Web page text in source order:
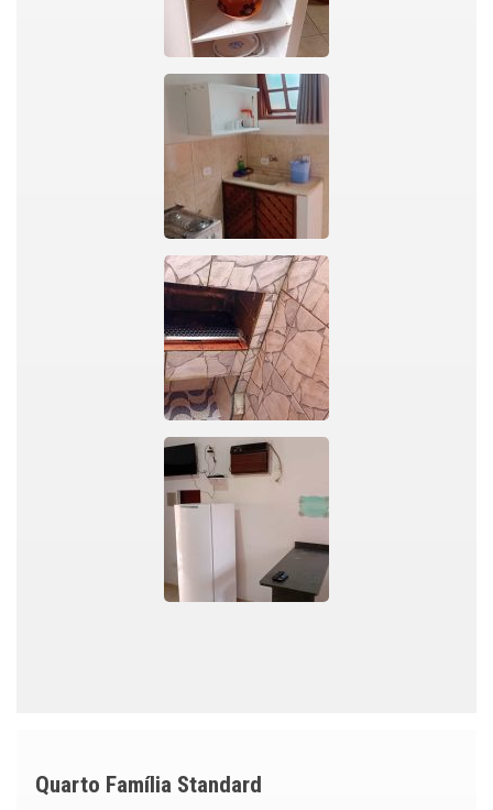
Quarto Família Standard